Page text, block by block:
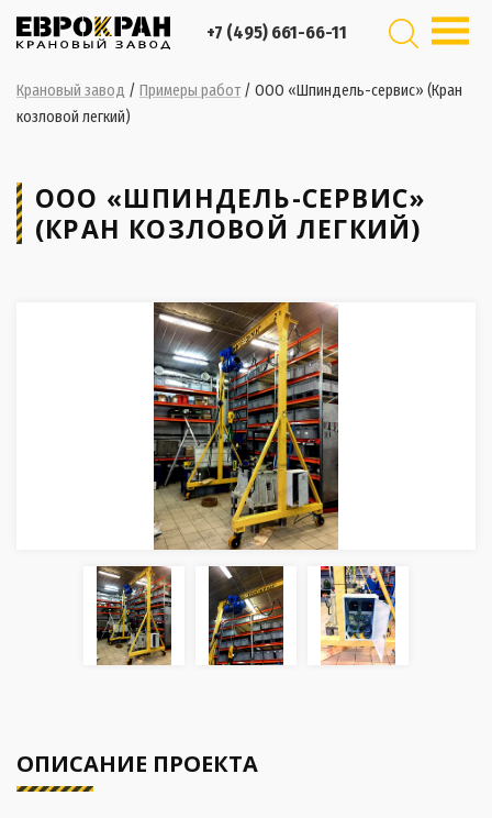
+7 (495) 661-66-11
Крановый завод / Примеры работ / ООО «Шпиндель-сервис» (Кран
козловой легкий)
ООО «ШПИНДЕЛЬ-СЕРВИС»
(КРАН КОЗЛОВОЙ ЛЕГКИЙ)
ОПИСАНИЕ ПРОЕКТА